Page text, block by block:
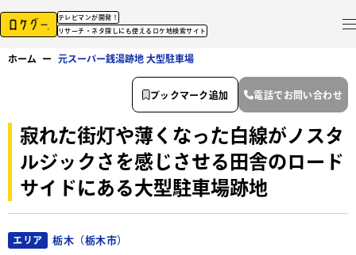
テレビマンが開発！
リサーチ・ネタ探しにも使えるロケ地検索サイト
ホーム ー 元スーパー銭湯跡地 大型駐車場
寂れた街灯や薄くなった白線がノスタ
ルジックさを感じさせる田舎のロード
サイドにある大型駐車場跡地
エリア 栃木（栃木市）
ブックマーク追加 電話でお問い合わせ